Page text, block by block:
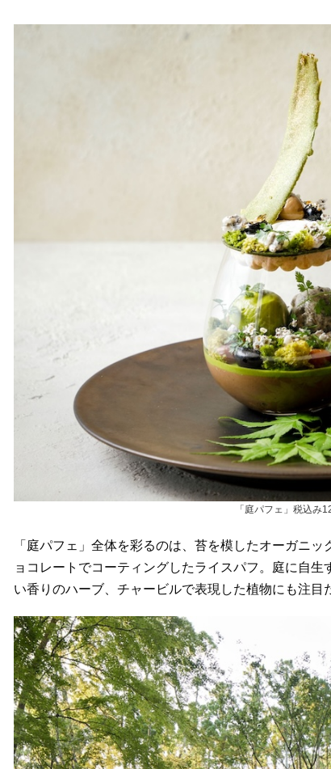
「庭パフェ」税込み
「庭パフェ」全体を彩るのは、苔を模したオーガニ
ョコレートでコーティングしたライスパフ。庭に自
い香りのハーブ、チャービルで表現した植物にも注目